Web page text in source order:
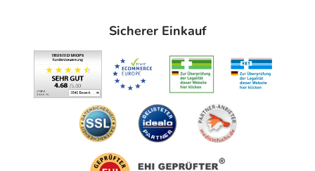
betroffene Auge geben und blinzeln.
Hinweise
Darf nur am Auge verwendet werden
Nicht verwenden, wenn die Emulsion verfärbt ist
Vermeiden Sie jegliche Berührung der Tropferspitze mit
Sicherer Einkauf